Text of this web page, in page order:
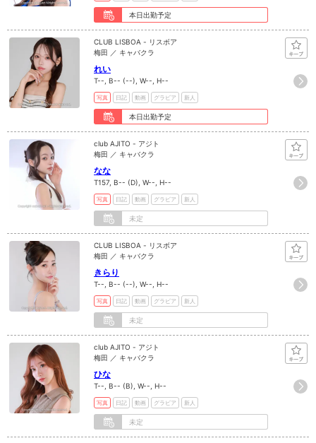
本日出勤予定
CLUB LISBOA - リスボア
梅田 ／ キャバクラ
れい
T--, B-- (--), W--, H--
写真 日記 動画 グラビア 新人
本日出勤予定
club AJITO - アジト
梅田 ／ キャバクラ
なな
T157, B-- (D), W--, H--
写真 日記 動画 グラビア 新人
未定
CLUB LISBOA - リスボア
梅田 ／ キャバクラ
きらり
T--, B-- (--), W--, H--
写真 日記 動画 グラビア 新人
未定
club AJITO - アジト
梅田 ／ キャバクラ
ひな
T--, B-- (B), W--, H--
写真 日記 動画 グラビア 新人
未定